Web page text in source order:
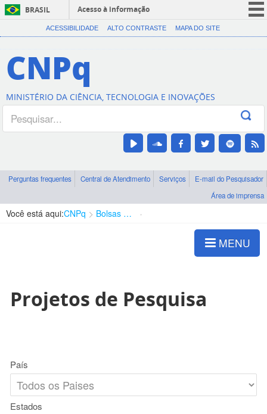
BRASIL
Acesso à informação
CORONAVÍRUS (COVID-19)
Canais
ACESSIBILIDADE ALTO CONTRASTE MAPA DO SITE
CNPq
MINISTÉRIO DA CIÊNCIA, TECNOLOGIA E INOVAÇÕES
Perguntas frequentes Central de Atendimento Serviços
E-mail do Pesquisador
Área de imprensa
Você está aqui:CNPq Bolsas e Auxílios Vigentes
MENU
Projetos de Pesquisa
País
Estados